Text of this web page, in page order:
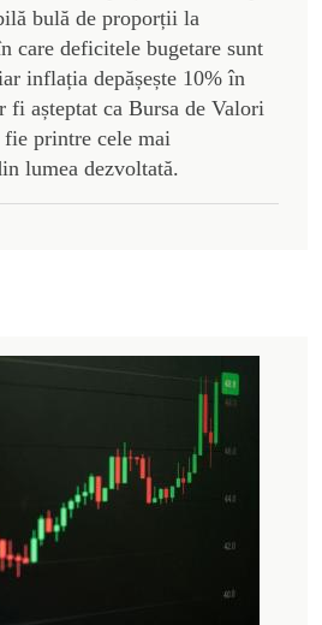
bulă de proporții la
deficitele bugetare sunt
inflația depășește 10% în
fi așteptat ca Bursa de Valori
printre cele mai
lumea dezvoltată.